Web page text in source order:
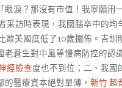
眼淚？那沒有市值！我寧願用
采訪時表現，我國腦卒中的均
歐美國度低了10歲擺佈。吉訓
老蒼生對中風等慢病防控的認
經檢查度也不到位；二、我國
醫療資本絕對單薄， 新竹 超